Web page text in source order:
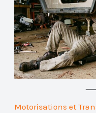
Motorisations et